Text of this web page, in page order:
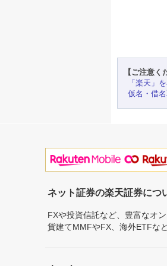
【ご注意く
「楽天」
仮名・借
ネット証券の楽天証券につ
FXや投資信託など、豊富なオ
貨建てMMFやFX、海外ETFな